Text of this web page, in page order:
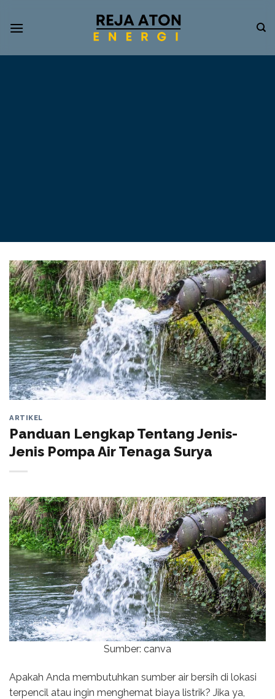
Informasi
ARTIKEL
Panduan Lengkap Tentang Jenis-
Jenis Pompa Air Tenaga Surya
Sumber: canva
Apakah Anda membutuhkan sumber air bersih di lokasi
terpencil atau ingin menghemat biaya listrik? Jika ya,